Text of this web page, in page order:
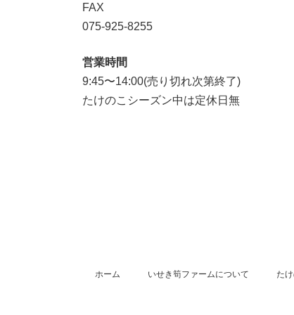
FAX
075-925-8255
営業時間
9:45〜14:00(売り切れ次第終了)
たけのこシーズン中は定休日無
ホーム いせき筍ファームについて た